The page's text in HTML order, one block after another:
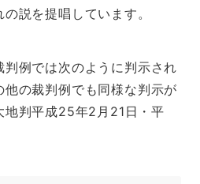
説を提唱しています。
例では次のように判示され
の裁判例でも同様な判示が
地判平成25年2月21日・平